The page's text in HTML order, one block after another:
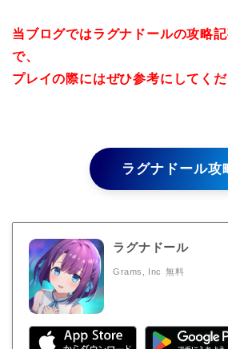
当ブログではラグナドールの攻略
で、
プレイの際にはぜひ参考にしてくだ
ラグナドール攻
ラグナドール
Grams, Inc 無料